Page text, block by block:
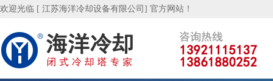
欢迎光临 [ 江苏海洋冷却设备有限公司] 官方网站！